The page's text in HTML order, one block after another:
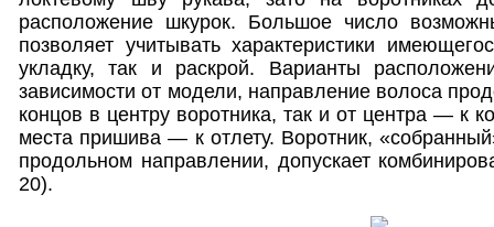
расположение шкурок. Большое число
позволяет учитывать характеристики
укладку, так и раскрой. Варианты
зависимости от модели, направление волоса
концов в центру воротника, так и от центра — к
места пришива — к отлету. Воротник,
продольном направлении, допускает
20).